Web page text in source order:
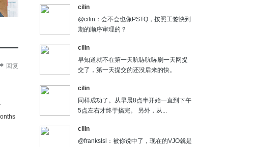
回复
cilin
@cilin：会不会也像PSTQ，按照工签快到
期的顺序审理的？
cilin
早知道就不在第一天吭哧吭哧刷一天网提
交了，第一天提交的还没后来的快。
cilin
同样成功了。从早晨8点半开始一直到下午
5点左右才终于搞完。 另外，从...
cilin
@frankslsl：被你说中了，现在的VJO就是